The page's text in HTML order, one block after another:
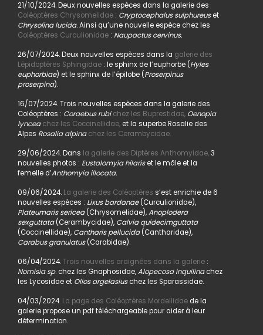
21/10/2024. Deux nouvelles espèces dans la galerie des
Coléoptères Chrysomelidae: Cryptocephalus sulphureuset
Chrysolina lucida. Ainsi qu’une nouvelle espèce chez les
Coléoptères Curculionidae : Naupactus cervinus.
26/07/2024. Deux nouvelles espèces dans la galerie des
Lépidoptères Sphingidae: le sphinx de l’euphorbe (Hyles
euphorbiae) et le sphinx de l’épilobe (Proserpinus
proserpina).
16/07/2024. Trois nouvelles espèces dans la galerie des
Coléoptères : Coraebus rubi chez les Buprestidae, Oenopia
lyncea chez les Coccinellidae,et la superbe Rosalie des
Alpes Rosalia alpina chez les Cerambycidae.
29/06/2024. Dans la galerie des Diptères Anthomyidae,3
nouvelles photos : Eustalomyia hilariset le mâle et la
femelle d’Anthomyia illocata.
09/06/2024.La galerie des Coléoptères s’est enrichie de 6
nouvelles espèces : Lixus bardanae(Curculionidae),
Plateumaris sericea(Chrysomelidae),Anoplodera
sexguttata(Cerambycidae), Calvia quidecimguttata
(Coccinellidae), Cantharis pellucida(Cantharidae),
Carabus granulatus(Carabidae).
06/04/2024.Trois nouvelles araignées dans la galerie:
Nomisia sp. chez les Gnaphosidae,Alopecosa inquilinachez
les Lycosidae et Olios argelasiuschez les Sparassidae.
04/03/2024. La page des Coléoptères Mordellidaede la
galerie propose un pdf téléchargeable pour aider à leur
détermination.